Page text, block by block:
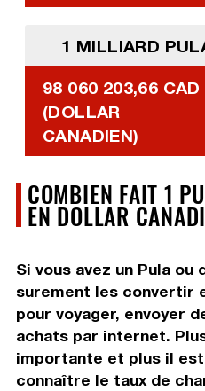
1 MILLIARD
98 060 203,66 CAD
(DOLLAR
CANADIEN)
COMBIEN FAIT 1
EN DOLLAR
Si vous avez un Pula ou
surement les convertir
pour voyager, envoyer
achats par internet.
importante et plus il
connaître le taux de